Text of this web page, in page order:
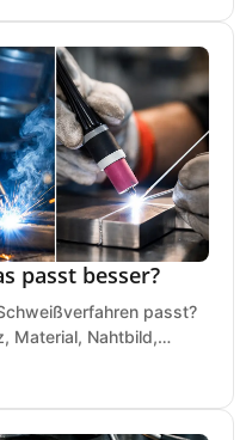
passt besser?
passt?
Material, Nahtbild,